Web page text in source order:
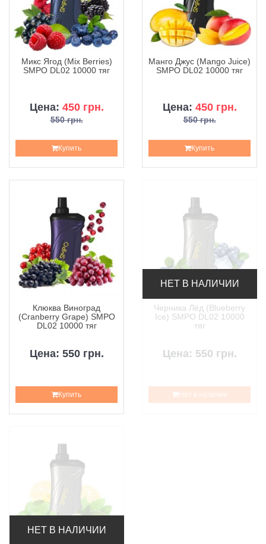
Микс Ягод (Mix Berries)
SMPO DL02 10000 тяг
Цена: 450 грн.
550 грн.
Купить
Манго Джус (Mango Juice)
SMPO DL02 10000 тяг
Цена: 450 грн.
550 грн.
Купить
Клюква Виноград
(Cranberry Grape) SMPO
DL02 10000 тяг
Цена: 550 грн.
Купить
НЕТ В НАЛИЧИИ
Черника Лёд (Blueberry
Ice) SMPO DL02 10000
тяг
Цена: 550 грн.
Нет в наличии
НЕТ В НАЛИЧИИ